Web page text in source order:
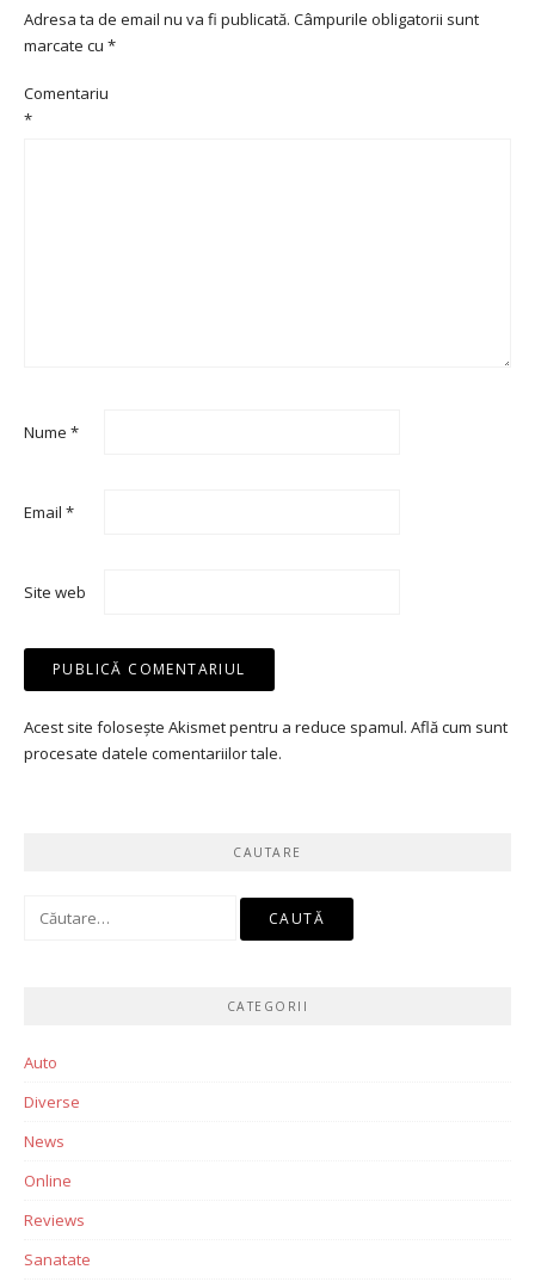
Adresa ta de email nu va fi publicată. Câmpurile obligatorii sunt
marcate cu *
Comentariu
*
Nume *
Email *
Site web
Acest site folosește Akismet pentru a reduce spamul. Află cum sunt
procesate datele comentariilor tale.
CAUTARE
Caută
CATEGORII
Auto
Diverse
News
Online
Reviews
Sanatate